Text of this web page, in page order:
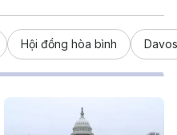
Hội đồng hòa bình Davos